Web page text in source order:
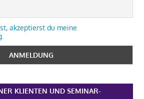
akzeptierst du meine
KLIENTEN UND SEMINAR-